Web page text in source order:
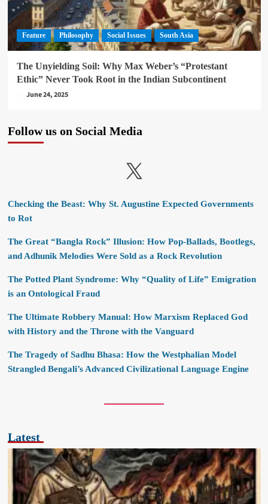
Feature Philosophy Social Issues South Asia
The Unyielding Soil: Why Max Weber’s “Protestant
Ethic” Never Took Root in the Indian Subcontinent
June 24, 2025
Follow us on Social Media
X
Checking the Beast: Why St. Augustine Expected Governments
to Rot
The Great “Bangla Rock” Illusion: How Pop-Ballads, Bootlegs,
and Adhunik Melodies Were Sold as a Rock Revolution
The Potted Plant Syndrome: Why “Quality of Life” Emigration
is an Ontological Fraud
The Ultimate Robbery Manual: How Marxism Replaced God
with History and the Throne with the Vanguard
The Tragedy of Sadhu Bhasa: How the Westphalian Model
Strangled Bengali’s Advanced Civilizational Language Engine
Latest